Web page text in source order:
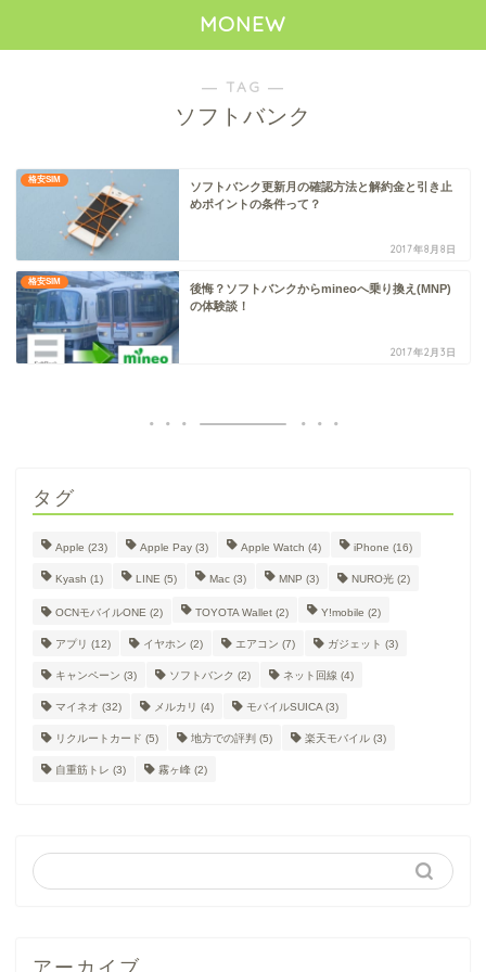
MONEW
― TAG ―
ソフトバンク
格安SIM
ソフトバンク更新月の確認方法と解約金と引き止
めポイントの条件って？
2017年8月8日
格安SIM
後悔？ソフトバンクからmineoへ乗り換え(MNP)
の体験談！
2017年2月3日
タグ
Apple (23) Apple Pay (3) Apple Watch (4) iPhone (16)
Kyash (1) LINE (5) Mac (3) MNP (3) NURO光 (2)
OCNモバイルONE (2) TOYOTA Wallet (2) Y!mobile (2)
アプリ (12) イヤホン (2) エアコン (7) ガジェット (3)
キャンペーン (3) ソフトバンク (2) ネット回線 (4)
マイネオ (32) メルカリ (4) モバイルSUICA (3)
リクルートカード (5) 地方での評判 (5) 楽天モバイル (3)
自重筋トレ (3) 霧ヶ峰 (2)
アーカイブ